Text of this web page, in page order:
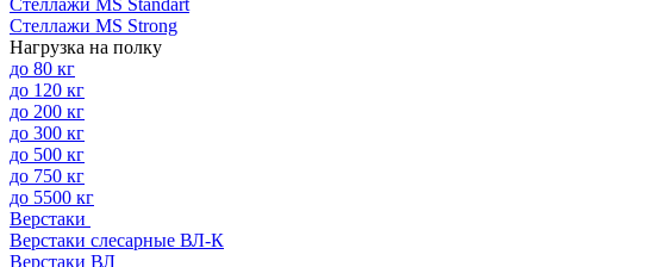
Стеллажи MS Standart
Стеллажи MS Strong
Нагрузка на полку
до 80 кг
до 120 кг
до 200 кг
до 300 кг
до 500 кг
до 750 кг
до 5500 кг
Верстаки
Верстаки слесарные ВЛ-К
Верстаки ВЛ